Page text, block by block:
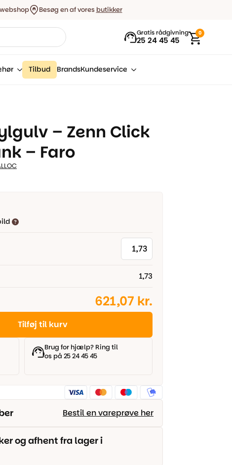
Besøg en af vores butikker
Gratis rådgivning
25 24 45 45
0
Tilbud BrandsKundeservice
– Zenn Click
– Faro
1,73
621,07 kr.
Tilføj til kurv
Brug for hjælp? Ring til
os på 25 24 45 45
Bestil en vareprøve her
og afhent fra lager i